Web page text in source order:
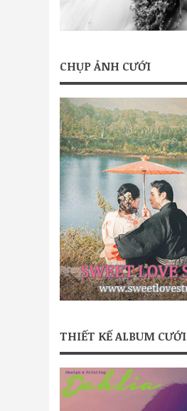
CHỤP ẢNH CƯỚI
THIẾT KẾ ALBUM CƯỚI